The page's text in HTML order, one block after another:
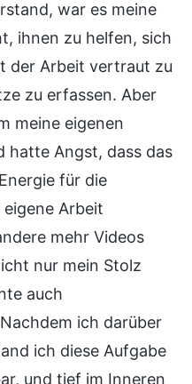
war es meine
ihnen zu helfen, sich
der Arbeit vertraut zu
zu erfassen. Aber
meine eigenen
hatte Angst, dass das
für die
Arbeit
mehr Videos
nur mein Stolz
auch
ich darüber
ich diese Aufgabe
und tief im Inneren